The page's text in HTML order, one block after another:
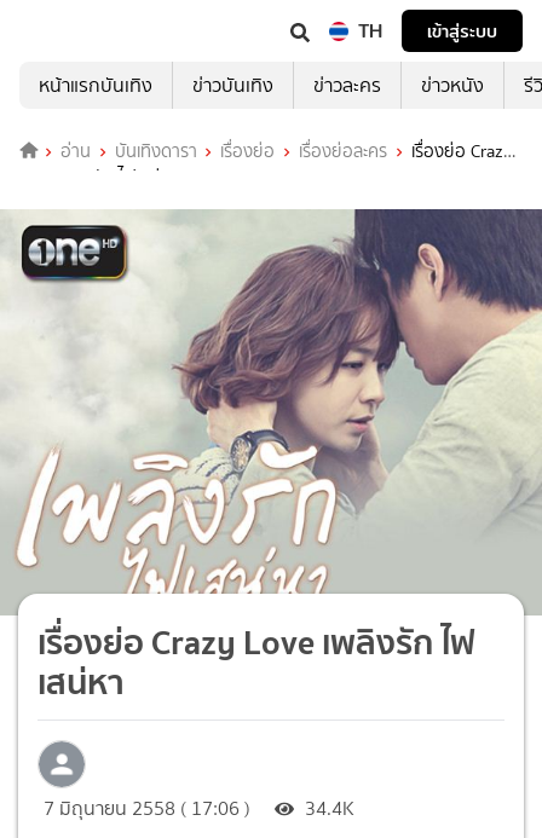
TH
เข้าสู่ระบบ
หน้าแรกบันเทิง
ข่าวบันเทิง ข่าวละคร ข่าวหนัง รี
อ่าน บันเทิงดารา เรื่องย่อ เรื่องย่อละคร
เรื่องย่อ Crazy
Love เพลิงรัก ไฟเสน่หา
เรื่องย่อ Crazy Love เพลิงรัก ไฟ
เสน่หา
7 มิถุนายน 2558 ( 17:06 ) 34.4K